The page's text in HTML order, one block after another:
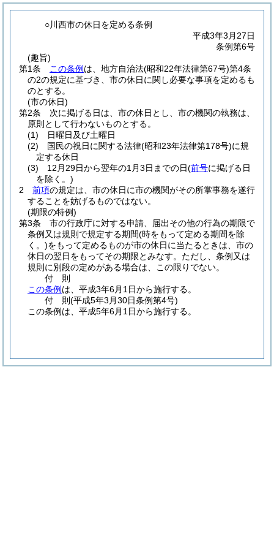
○川西市の休日を定める条例
平成3年3月27日
条例第6号
(趣旨)
第1条
この条例 は、地方自治法(昭和22年法律第67号)第4条
の2の規定に基づき、市の休日に関し必要な事項を定めるも
のとする。
(市の休日)
第2条
次に掲げる日は、市の休日とし、市の機関の執務は、
原則として行わないものとする。
(1)
日曜日及び土曜日
(2)
国民の祝日に関する法律(昭和23年法律第178号)に規
定する休日
(3)
12月29日から翌年の1月3日までの日(前号に掲げる日
を除く。)
2
前項の規定は、市の休日に市の機関がその所掌事務を遂行
することを妨げるものではない。
(期限の特例)
第3条
市の行政庁に対する申請、届出その他の行為の期限で
条例又は規則で規定する期間(時をもって定める期間を除
く。)をもって定めるものが市の休日に当たるときは、市の
休日の翌日をもってその期限とみなす。 ただし、条例又は
規則に別段の定めがある場合は、この限りでない。
付 則
この条例 は、平成3年6月1日から施行する。
付 則(平成5年3月30日条例第4号)
この条例は、平成5年6月1日から施行する。